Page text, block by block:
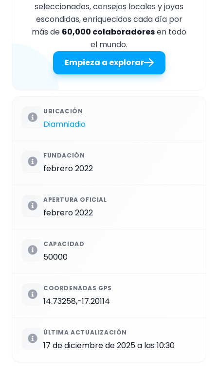
seleccionados, consejos locales y joyas
escondidas, enriquecidos cada día por
más de 60,000 colaboradoresen todo
el mundo.
Empieza a explorar
UBICACIÓN
Diamniadio
FUNDACIÓN
febrero 2022
APERTURA OFICIAL
febrero 2022
CAPACIDAD
50000
COORDENADAS GPS
14.73258,-17.20114
ÚLTIMA ACTUALIZACIÓN
17 de diciembre de 2025 a las 10:30